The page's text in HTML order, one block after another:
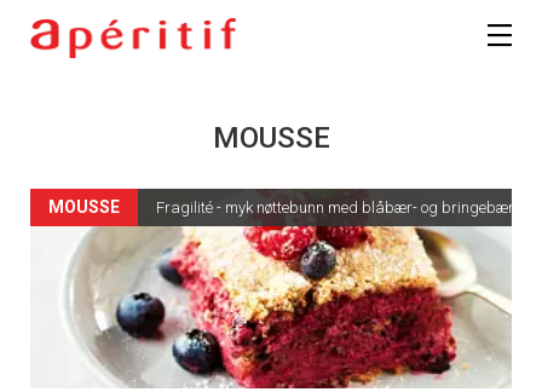
MOUSSE
MOUSSE Fragilité - myk nøttebunn med blåbær- og